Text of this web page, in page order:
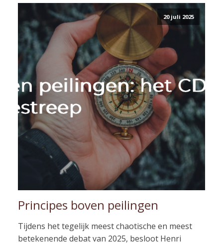
20 juli 2025
Principes boven peilingen
Tijdens het tegelijk meest chaotische en meest
betekenende debat van 2025, besloot Henri